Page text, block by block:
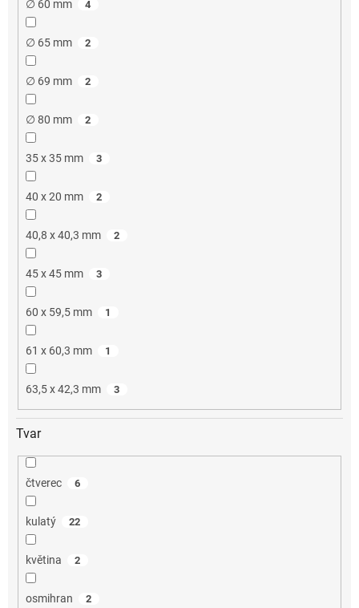
∅ 60 mm 4
∅ 65 mm 2
∅ 69 mm 2
∅ 80 mm 2
35 x 35 mm 3
40 x 20 mm 2
40,8 x 40,3 mm 2
45 x 45 mm 3
60 x 59,5 mm 1
61 x 60,3 mm 1
63,5 x 42,3 mm 3
Tvar
čtverec 6
kulatý 22
květina 2
osmihran 2